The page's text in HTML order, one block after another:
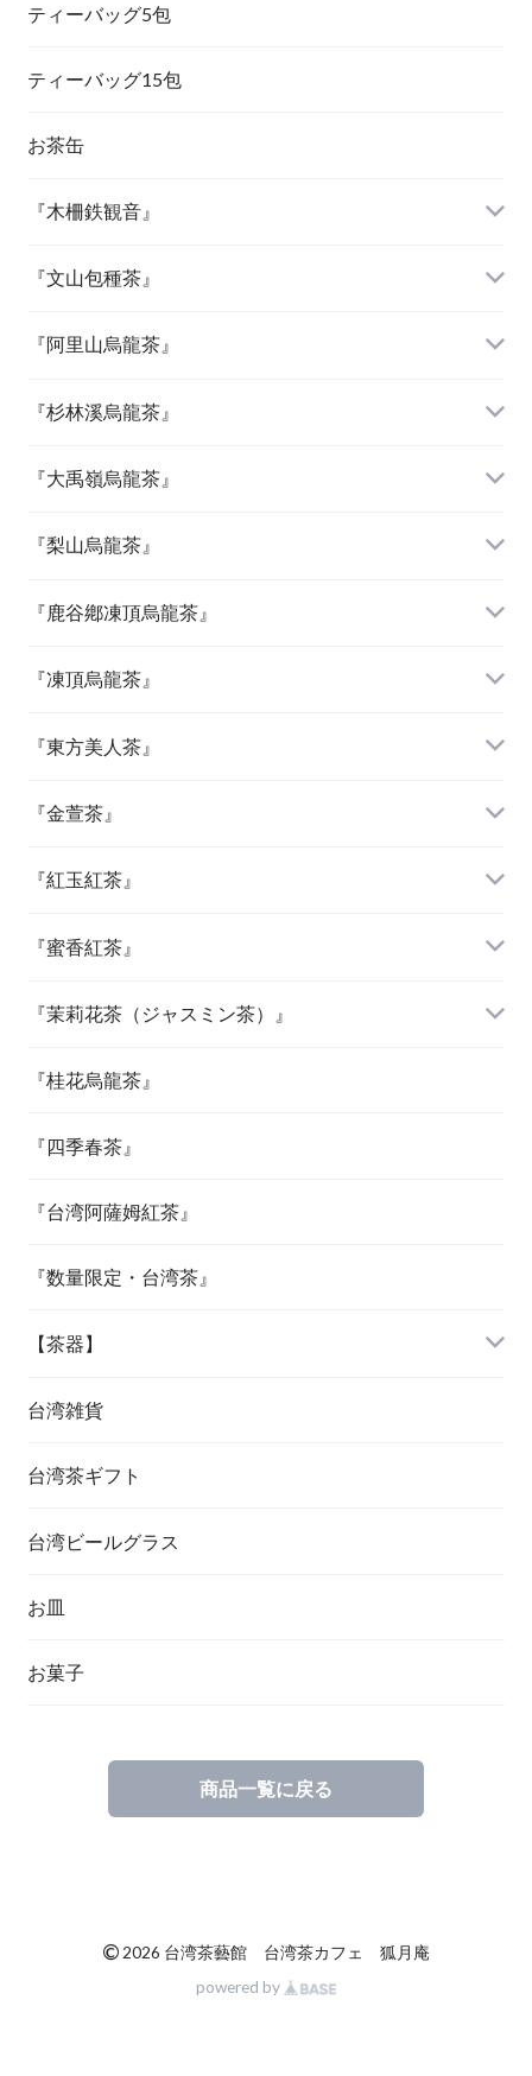
『茉莉花茶（ジャスミン茶）』
ティーバッグ5包
ティーバッグ15包
お茶缶
『木柵鉄観音』
『文山包種茶』
『阿里山烏龍茶』
『杉林溪烏龍茶』
『大禹嶺烏龍茶』
『梨山烏龍茶』
『鹿谷鄕凍頂烏龍茶』
『凍頂烏龍茶』
『東方美人茶』
『金萱茶』
『紅玉紅茶』
『蜜香紅茶』
『茉莉花茶（ジャスミン茶）』
『桂花烏龍茶』
『四季春茶』
『台湾阿薩姆紅茶』
『数量限定・台湾茶』
【茶器】
台湾雑貨
台湾茶ギフト
台湾ビールグラス
お皿
お菓子
商品一覧に戻る
©2026 台湾茶藝館 台湾茶カフェ 狐月庵
powered by